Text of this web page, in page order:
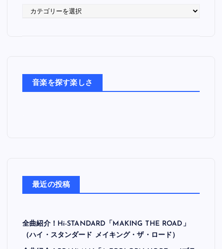
音楽を探す楽しさ